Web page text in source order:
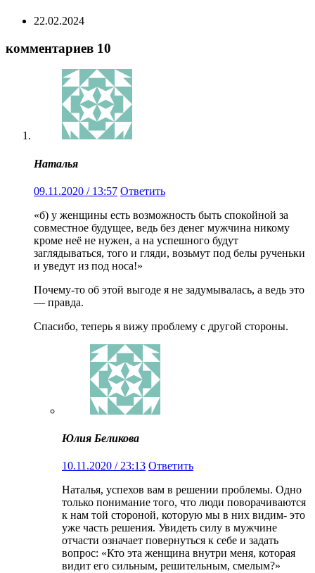
22.02.2024
комментариев 10
Наталья
09.11.2020 / 13:57 Ответить
«б) у женщины есть возможность быть спокойной за
совместное будущее, ведь без денег мужчина никому
кроме неё не нужен, а на успешного будут
заглядываться, того и гляди, возьмут под белы рученьки
и уведут из под носа!»
Почему-то об этой выгоде я не задумывалась, а ведь это
— правда.
Спасибо, теперь я вижу проблему с другой стороны.
Юлия Беликова
10.11.2020 / 23:13 Ответить
Наталья, успехов вам в решении проблемы. Одно
только понимание того, что люди поворачиваются
к нам той стороной, которую мы в них видим- это
уже часть решения. Увидеть силу в мужчине
отчасти означает повернуться к себе и задать
вопрос: «Кто эта женщина внутри меня, которая
видит его сильным, решительным, смелым?»